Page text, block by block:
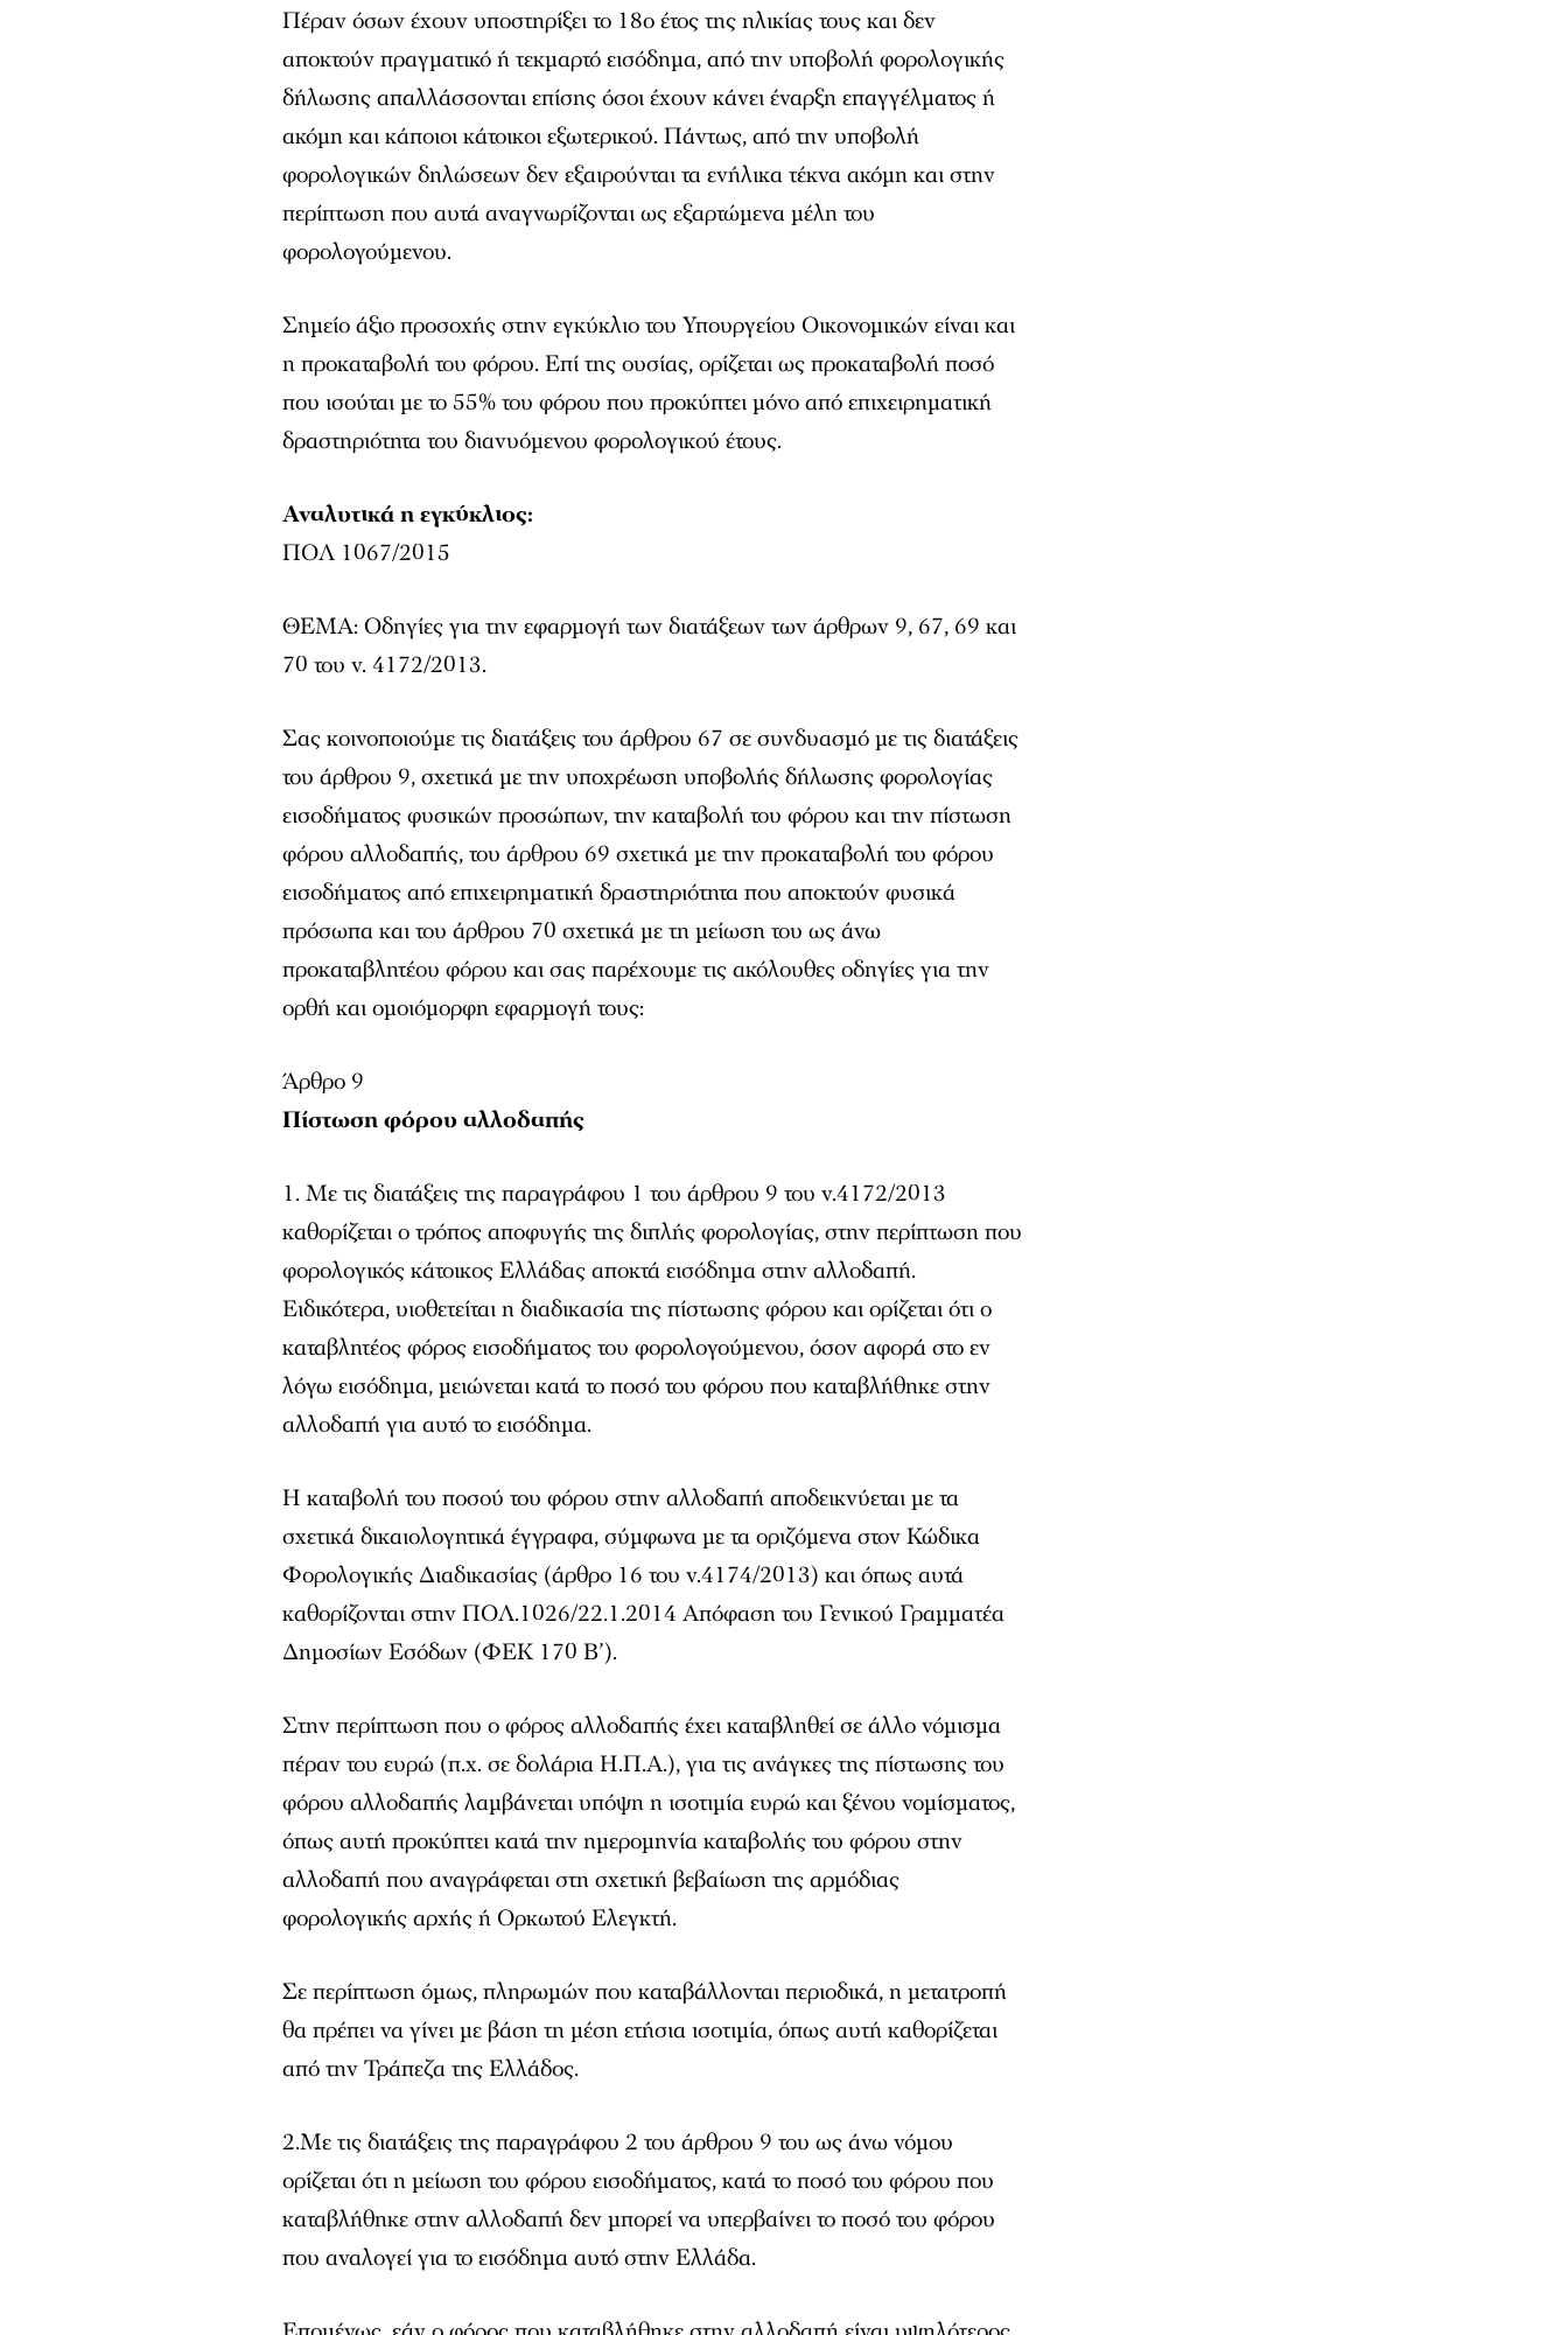
Πέραν όσων έχουν υποστηρίξει το 18ο έτος της ηλικίας τους και δεν
αποκτούν πραγματικό ή τεκμαρτό εισόδημα, από την υποβολή φορολογικής
δήλωσης απαλλάσσονται επίσης όσοι έχουν κάνει έναρξη επαγγέλματος ή
ακόμη και κάποιοι κάτοικοι εξωτερικού. Πάντως, από την υποβολή
φορολογικών δηλώσεων δεν εξαιρούνται τα ενήλικα τέκνα ακόμη και στην
περίπτωση που αυτά αναγνωρίζονται ως εξαρτώμενα μέλη του
φορολογούμενου.
Σημείο άξιο προσοχής στην εγκύκλιο του Υπουργείου Οικονομικών είναι και
η προκαταβολή του φόρου. Επί της ουσίας, ορίζεται ως προκαταβολή ποσό
που ισούται με το 55% του φόρου που προκύπτει μόνο από επιχειρηματική
δραστηριότητα του διανυόμενου φορολογικού έτους.
Αναλυτικά η εγκύκλιος:
ΠΟΛ 1067/2015
ΘΕΜΑ: Οδηγίες για την εφαρμογή των διατάξεων των άρθρων 9, 67, 69 και
70 του ν. 4172/2013.
Σας κοινοποιούμε τις διατάξεις του άρθρου 67 σε συνδυασμό με τις διατάξεις
του άρθρου 9, σχετικά με την υποχρέωση υποβολής δήλωσης φορολογίας
εισοδήματος φυσικών προσώπων, την καταβολή του φόρου και την πίστωση
φόρου αλλοδαπής, του άρθρου 69 σχετικά με την προκαταβολή του φόρου
εισοδήματος από επιχειρηματική δραστηριότητα που αποκτούν φυσικά
πρόσωπα και του άρθρου 70 σχετικά με τη μείωση του ως άνω
προκαταβλητέου φόρου και σας παρέχουμε τις ακόλουθες οδηγίες για την
ορθή και ομοιόμορφη εφαρμογή τους:
Άρθρο 9
Πίστωση φόρου αλλοδαπής
1. Με τις διατάξεις της παραγράφου 1 του άρθρου 9 του ν.4172/2013
καθορίζεται ο τρόπος αποφυγής της διπλής φορολογίας, στην περίπτωση που
φορολογικός κάτοικος Ελλάδας αποκτά εισόδημα στην αλλοδαπή.
Ειδικότερα, υιοθετείται η διαδικασία της πίστωσης φόρου και ορίζεται ότι ο
καταβλητέος φόρος εισοδήματος του φορολογούμενου, όσον αφορά στο εν
λόγω εισόδημα, μειώνεται κατά το ποσό του φόρου που καταβλήθηκε στην
αλλοδαπή για αυτό το εισόδημα.
Η καταβολή του ποσού του φόρου στην αλλοδαπή αποδεικνύεται με τα
σχετικά δικαιολογητικά έγγραφα, σύμφωνα με τα οριζόμενα στον Κώδικα
Φορολογικής Διαδικασίας (άρθρο 16 του ν.4174/2013) και όπως αυτά
καθορίζονται στην ΠΟΛ.1026/22.1.2014 Απόφαση του Γενικού Γραμματέα
Δημοσίων Εσόδων (ΦΕΚ 170 Β’).
Στην περίπτωση που ο φόρος αλλοδαπής έχει καταβληθεί σε άλλο νόμισμα
πέραν του ευρώ (π.χ. σε δολάρια Η.Π.Α.), για τις ανάγκες της πίστωσης του
φόρου αλλοδαπής λαμβάνεται υπόψη η ισοτιμία ευρώ και ξένου νομίσματος,
όπως αυτή προκύπτει κατά την ημερομηνία καταβολής του φόρου στην
αλλοδαπή που αναγράφεται στη σχετική βεβαίωση της αρμόδιας
φορολογικής αρχής ή Ορκωτού Ελεγκτή.
Σε περίπτωση όμως, πληρωμών που καταβάλλονται περιοδικά, η μετατροπή
θα πρέπει να γίνει με βάση τη μέση ετήσια ισοτιμία, όπως αυτή καθορίζεται
από την Τράπεζα της Ελλάδος.
2.Με τις διατάξεις της παραγράφου 2 του άρθρου 9 του ως άνω νόμου
ορίζεται ότι η μείωση του φόρου εισοδήματος, κατά το ποσό του φόρου που
καταβλήθηκε στην αλλοδαπή δεν μπορεί να υπερβαίνει το ποσό του φόρου
που αναλογεί για το εισόδημα αυτό στην Ελλάδα.